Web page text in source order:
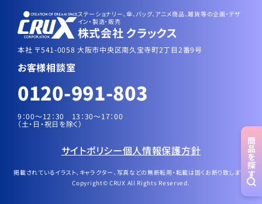
商品
を探す
ステーショナリー、傘、バッグ、アニメ商品、雑貨等の企画・デザ
イン・製造・販売
株式会社 クラックス
本社 〒541-0058 大阪市中央区南久宝寺町2丁目2番9号
お客様相談室
0120-991-803
9：00～12：30 13：30〜17：00
（土・日・祝日を除く）
サイトポリシー個人情報保護方針
掲載されているイラスト、キャラクター、写真などの無断転用・転載は固くお断り致します。
Copyright© CRUX All Rights Reserved.